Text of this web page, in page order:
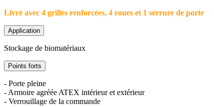
Livré avec 4 grilles renforcées, 4 roues et 1 serrure de porte
Application
Stockage de biomatériaux
Points forts
- Porte pleine
- Armoire agréée ATEX intérieur et extérieur
- Verrouillage de la commande